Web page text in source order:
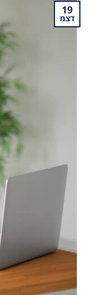
19
דצמ